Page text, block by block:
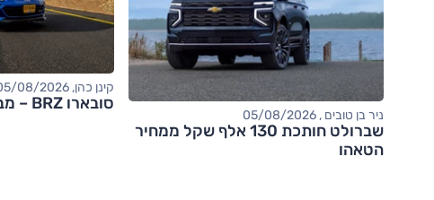
ניר בן טובים , 05/08/2026
שברולט חותכת 130 אלף שקל ממחיר
הטאהו
קינן כהן, 05/08/2026
סובארו BRZ – מבחן דרכים (tS)